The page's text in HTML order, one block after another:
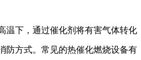
温下，通过催化剂将有害气体转化
防方式。常见的热催化燃烧设备有